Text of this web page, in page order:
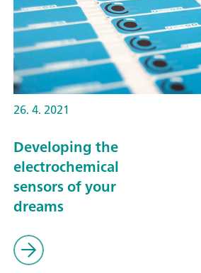
26. 4. 2021
Developing the
electrochemical
sensors of your
dreams